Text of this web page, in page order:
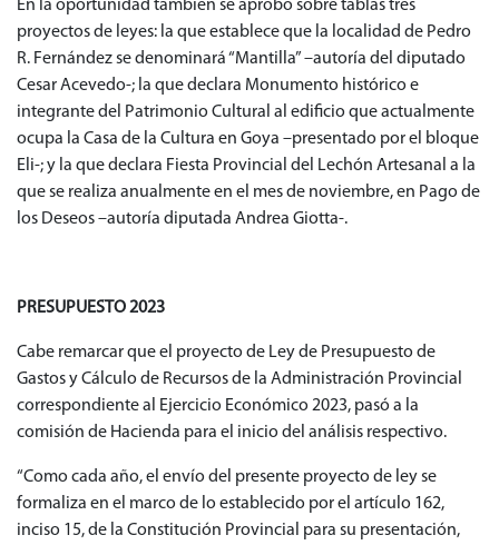
En la oportunidad también se aprobó sobre tablas tres
proyectos de leyes: la que establece que la localidad de Pedro
R. Fernández se denominará “Mantilla” –autoría del diputado
Cesar Acevedo-; la que declara Monumento histórico e
integrante del Patrimonio Cultural al edificio que actualmente
ocupa la Casa de la Cultura en Goya –presentado por el bloque
Eli-; y la que declara Fiesta Provincial del Lechón Artesanal a la
que se realiza anualmente en el mes de noviembre, en Pago de
los Deseos –autoría diputada Andrea Giotta-.
PRESUPUESTO 2023
Cabe remarcar que el proyecto de Ley de Presupuesto de
Gastos y Cálculo de Recursos de la Administración Provincial
correspondiente al Ejercicio Económico 2023, pasó a la
comisión de Hacienda para el inicio del análisis respectivo.
“Como cada año, el envío del presente proyecto de ley se
formaliza en el marco de lo establecido por el artículo 162,
inciso 15, de la Constitución Provincial para su presentación,